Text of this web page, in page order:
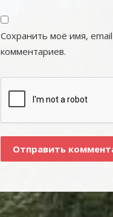
Сохранить моё имя,
комментариев.